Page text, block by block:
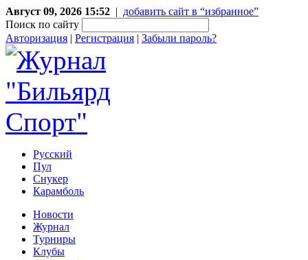
Август 09, 2026 15:52 | добавить сайт в “избранное”
Поиск по сайту
Авторизация | Регистрация | Забыли пароль?
Русский
Пул
Снукер
Карамболь
Новости
Журнал
Турниры
Клубы